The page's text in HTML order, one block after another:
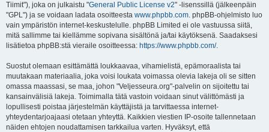
Tiimit"), joka on julkaistu "General Public License v2" -lisenssillä (jälkeenpäin
"GPL") ja se voidaan ladata osoitteesta www.phpbb.com. phpBB-ohjelmisto luo
vain ympäristön internet-keskustelulle. phpBB Limited ei ole vastuussa siitä,
mitä sallimme tai kiellämme sopivana sisältönä ja/tai käytöksenä. Saadaksesi
lisätietoa phpBB:stä vieraile osoitteessa: https://www.phpbb.com/.
Suostut olemaan esittämättä loukkaavaa, vihamielistä, epämoraalista tai
muutakaan materiaalia, joka voisi loukata voimassa olevia lakeja oli se sitten
omassa maassasi, se maa, johon "Veljesseura.org"-palvelin on sijoitettu tai
kansainvälisiä lakeja. Toimimalla tätä vastoin voidaan sinut välittömästi ja
lopullisesti poistaa järjestelmän käyttäjistä ja tarvittaessa internet-
yhteydentarjoajaasi otetaan yhteyttä. Kaikkien viestien IP-osoite tallennetaan
näiden ehtojen noudattamisen tarkkailua varten. Hyväksyt, että